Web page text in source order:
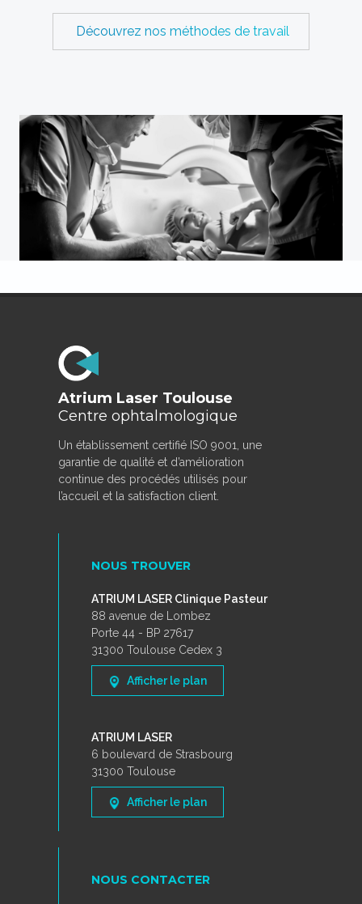
Découvrez nos méthodes de travail
Atrium Laser Toulouse
Centre ophtalmologique
Un établissement certifié ISO 9001, une
garantie de qualité et d’amélioration
continue des procédés utilisés pour
l’accueil et la satisfaction client.
NOUS TROUVER
ATRIUM LASER Clinique Pasteur
88 avenue de Lombez
Porte 44 - BP 27617
31300 Toulouse Cedex 3
Afficher le plan
ATRIUM LASER
6 boulevard de Strasbourg
31300 Toulouse
Afficher le plan
NOUS CONTACTER